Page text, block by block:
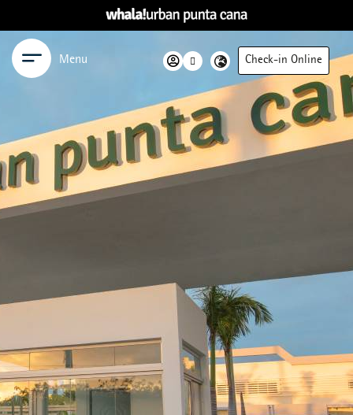
Menu Check-in Online